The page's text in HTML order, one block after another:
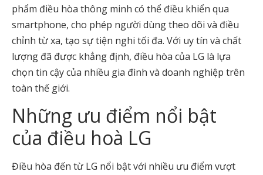
phẩm điều hòa thông minh có thể điều khiển qua
smartphone, cho phép người dùng theo dõi và điều
chỉnh từ xa, tạo sự tiện nghi tối đa. Với uy tín và chất
lượng đã được khẳng định, điều hòa của LG là lựa
chọn tin cậy của nhiều gia đình và doanh nghiệp trên
toàn thế giới.
Những ưu điểm nổi bật
của điều hoà LG
Điều hòa đến từ LG nổi bật với nhiều ưu điểm vượt